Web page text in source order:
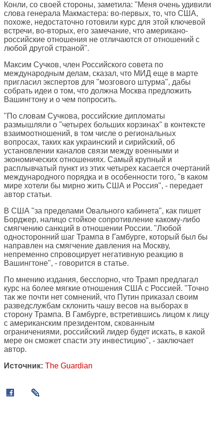
Конли, со своей стороны, заметила: "Меня очень удивили
слова генерала Макмастера: во-первых, то, что США,
похоже, недостаточно готовили курс для этой ключевой
встречи, во-вторых, его замечание, что американо-
российские отношения не отличаются от отношений с
любой другой страной".
Максим Сучков, член Российского совета по
международным делам, сказал, что МИД еще в марте
пригласил экспертов для "мозгового штурма", дабы
собрать идеи о том, что должна Москва предложить
Вашингтону и о чем попросить.
"По словам Сучкова, российские дипломаты
размышляли о "четырех больших корзинах" в контексте
взаимоотношений, в том числе о региональных
вопросах, таких как украинский и сирийский, об
установлении каналов связи между военными и
экономических отношениях. Самый крупный и
расплывчатый пункт из этих четырех касается очертаний
международного порядка и в особенности того, "в каком
мире хотели бы мирно жить США и Россия", - передает
автор статьи.
В США "за пределами Овального кабинета", как пишет
Борджер, налицо стойкое сопротивление какому-либо
смягчению санкций в отношении России. "Любой
односторонний шаг Трампа в Гамбурге, который был бы
направлен на смягчение давления на Москву,
непременно спровоцирует негативную реакцию в
Вашингтоне", - говорится в статье.
По мнению издания, бесспорно, что Трамп предлагал
курс на более мягкие отношения США с Россией. "Точно
так же почти нет сомнений, что Путин приказал своим
разведслужбам склонить чашу весов на выборах в
сторону Трампа. В Гамбурге, встретившись лицом к лицу
с американским президентом, скованным
ограничениями, российский лидер будет искать, в какой
мере он сможет спасти эту инвестицию", - заключает
автор.
Источник: The Guardian